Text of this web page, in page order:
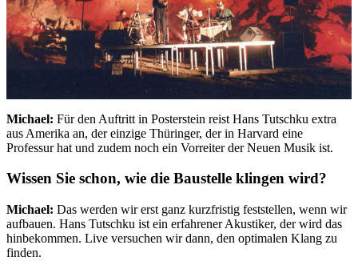
Michael: Für den Auftritt in Posterstein reist Hans Tutschku extra
aus Amerika an, der einzige Thüringer, der in Harvard eine
Professur hat und zudem noch ein Vorreiter der Neuen Musik ist.
Wissen Sie schon, wie die Baustelle klingen wird?
Michael: Das werden wir erst ganz kurzfristig feststellen, wenn wir
aufbauen. Hans Tutschku ist ein erfahrener Akustiker, der wird das
hinbekommen. Live versuchen wir dann, den optimalen Klang zu
finden.